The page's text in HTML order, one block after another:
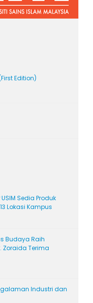
Edition)
Sedia Produk
Lokasi Kampus
Budaya Raih
Zoraida Terima
Industri dan